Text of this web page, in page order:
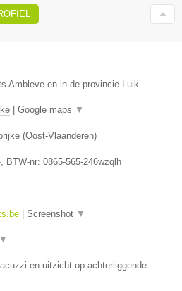
Ambleve en in de provincie Luik.
| Google maps ▼
(Oost-Vlaanderen)
, BTW-nr: 0865-565-246wzqlh
| Screenshot ▼
▼
en uitzicht op achterliggende